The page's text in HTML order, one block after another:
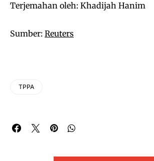
Terjemahan oleh: Khadijah Hanim
Sumber: Reuters
TPPA